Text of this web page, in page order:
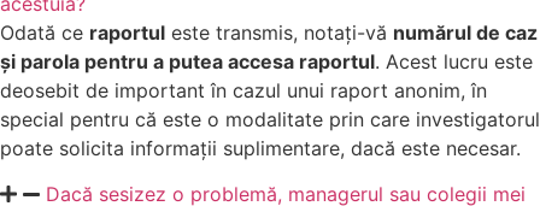
Odată ce raportul este transmis, notați-vă numărul de caz
și parola pentru a putea accesa raportul. Acest lucru este
deosebit de important în cazul unui raport anonim, în
special pentru că este o modalitate prin care investigatorul
poate solicita informații suplimentare, dacă este necesar.
Dacă sesizez o problemă, managerul sau colegii mei